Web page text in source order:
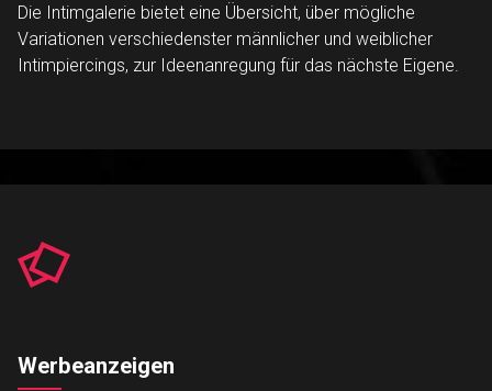
Die Intimgalerie bietet eine Übersicht, über mögliche
Variationen verschiedenster männlicher und weiblicher
Intimpiercings, zur Ideenanregung für das nächste Eigene.
Werbeanzeigen